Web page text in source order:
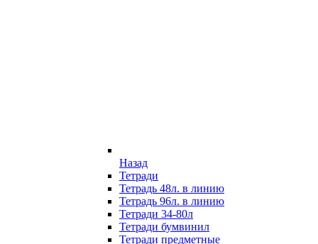
Назад
Тетради
Тетрадь 48л. в линию
Тетрадь 96л. в линию
Тетради 34-80л
Тетради бумвинил
Тетради предметные